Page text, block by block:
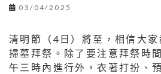
03/04/2025
清明節（4日）將至，相信大
掃墓拜祭。除了要注意拜祭時
午三時內進行外，衣著打扮、